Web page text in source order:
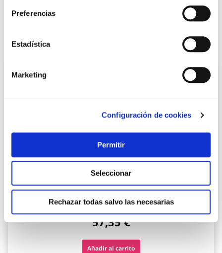
Preferencias
Estadística
Marketing
Configuración de cookies
Permitir
Seleccionar
Rechazar todas salvo las necesarias
También te puede interesar
Esmalte sobre hierro y oxido satinado 2,5 l blanco
hammerite
57,35 €
Añadir al carrito